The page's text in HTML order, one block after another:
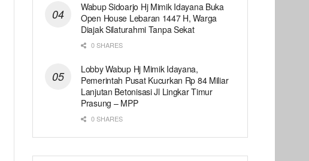
Wabup Sidoarjo Hj Mimik Idayana Buka
Open House Lebaran 1447 H, Warga
Diajak Silaturahmi Tanpa Sekat
0 SHARES
Lobby Wabup Hj Mimik Idayana,
Pemerintah Pusat Kucurkan Rp 84 Miliar
Lanjutan Betonisasi Jl Lingkar Timur
Prasung – MPP
0 SHARES